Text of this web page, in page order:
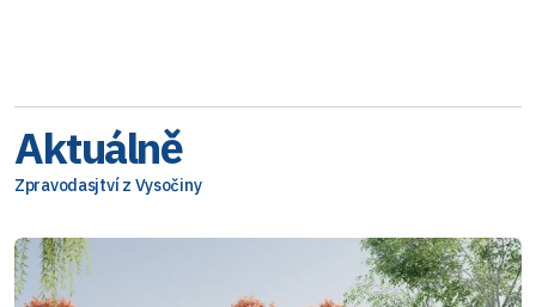
Aktuálně
Zpravodasjtví z Vysočiny